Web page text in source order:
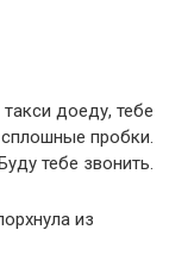
доеду, тебе
пробки.
тебе звонить.
из